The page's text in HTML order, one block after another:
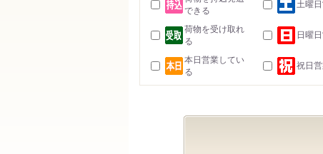
できる
土曜
荷物を受け取れ
る
日曜
本日営業してい
る
祝日